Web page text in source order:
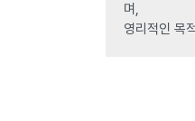
며,
영리적인 목